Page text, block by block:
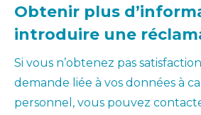
Obtenir plus
introduire une
Si vous n’obtenez pas
demande liée à vos données à
personnel, vous pouvez